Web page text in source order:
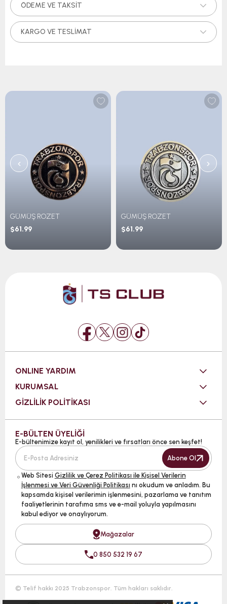
ÖDEME VE TAKSIT
KARGO VE TESLIMAT
GÜMÜŞ ROZET
$61.99
GÜMÜŞ ROZET
$61.99
‹ ›
ONLINE YARDIM
KURUMSAL
GİZLİLİK POLİTİKASI
E-BÜLTEN ÜYELİĞİ
E-bültenimize kayıt ol, yenilikleri ve fırsatları önce sen keşfet!
Abone Ol
Web Sitesi Gizlilik ve Çerez Politikası ile Kişisel Verilerin
İşlenmesi ve Veri Güvenliği Politikası nı okudum ve anladım. Bu
kapsamda kişisel verilerimin işlenmesini, pazarlama ve tanıtım
faaliyetlerinin tarafıma sms ve e-mail yoluyla yapılmasını
kabul ediyor ve onaylıyorum.
Mağazalar
0 850 532 19 67
© Telif hakkı 2025 Trabzonspor. Tüm hakları saklıdır.